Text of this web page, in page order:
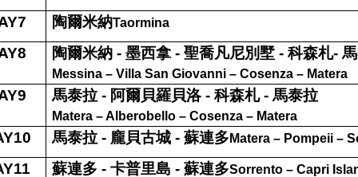
陶爾米納Taormina
陶爾米納- 墨西拿- 聖喬凡尼別墅- 科森札-
Messina – Villa San Giovanni – Cosenza – Matera
馬泰拉- 阿爾貝羅貝洛- 科森札- 馬泰拉
Matera – Alberobello – Cosenza – Matera
馬泰拉- 龐貝古城- 蘇連多 Matera – Pompeii –
蘇連多 - 卡普里島 - 蘇連多Sorrento – Capri